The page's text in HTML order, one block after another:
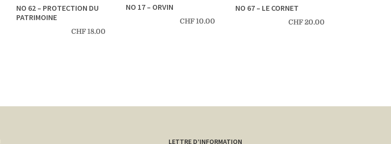
NO 62 – PROTECTION DU
PATRIMOINE
CHF18.00
NO 17 – ORVIN
CHF10.00
NO 67 – LE CORNET
CHF20.00
LETTRE D’INFORMATION